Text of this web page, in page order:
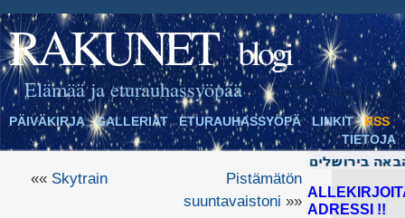
RAKUNET blogi
Elämää ja eturauhassyöpää
PÄIVÄKIRJA GALLERIAT ETURAUHASSYÖPÄ LINKIT
RSS
TIETOJA
«« Skytrain
Pistämätön
suuntavaistoni »» ADRESSI !!